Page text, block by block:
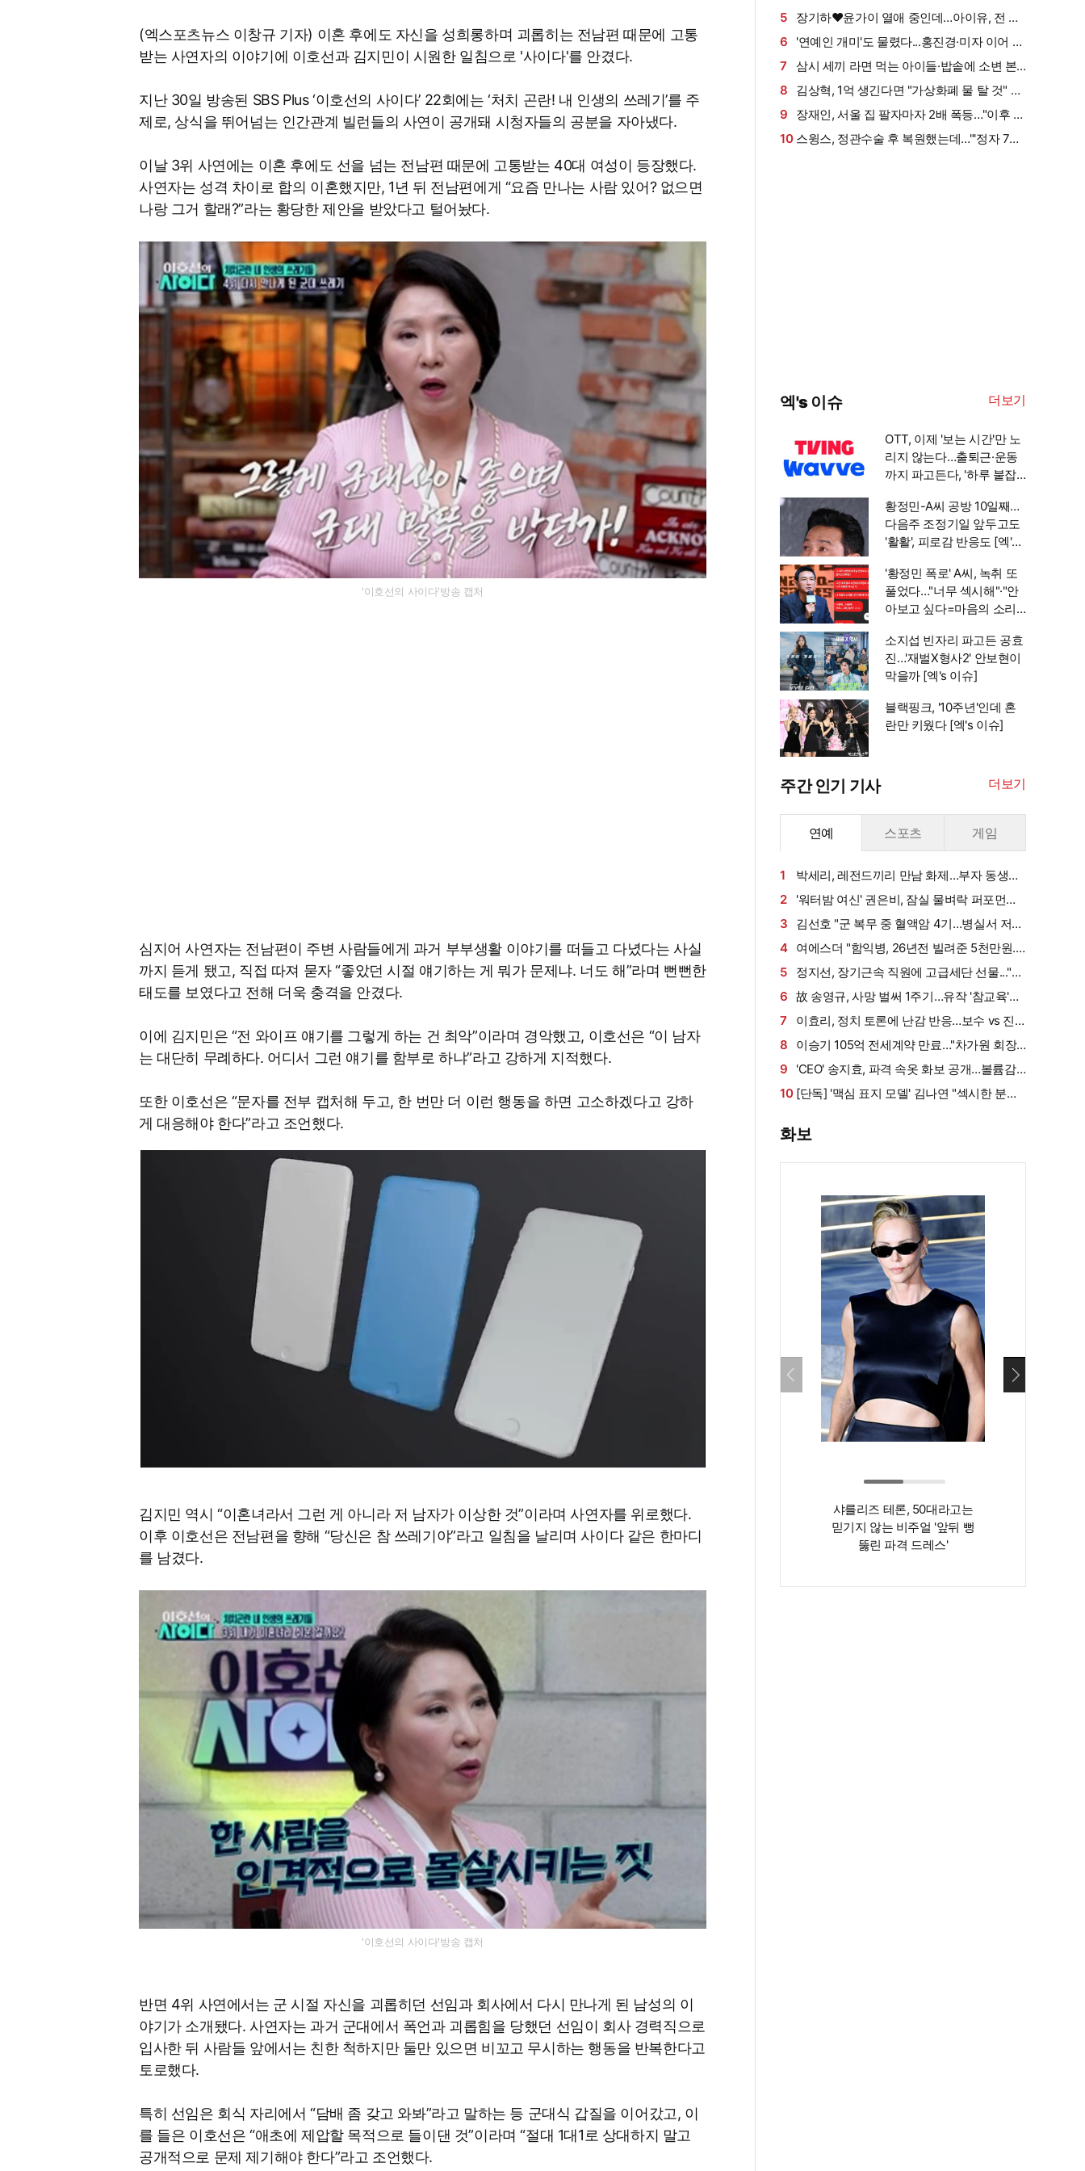
(엑스포츠뉴스 이창규 기자) 이혼 후에도 자신을 성희롱하며 괴롭히는 전남편 때문에 고통
받는 사연자의 이야기에 이호선과 김지민이 시원한 일침으로 '사이다'를 안겼다.
지난 30일 방송된 SBS Plus ‘이호선의 사이다’ 22회에는 ‘처치 곤란! 내 인생의 쓰레기’를 주
제로, 상식을 뛰어넘는 인간관계 빌런들의 사연이 공개돼 시청자들의 공분을 자아냈다.
이날 3위 사연에는 이혼 후에도 선을 넘는 전남편 때문에 고통받는 40대 여성이 등장했다.
사연자는 성격 차이로 합의 이혼했지만, 1년 뒤 전남편에게 “요즘 만나는 사람 있어? 없으면
나랑 그거 할래?”라는 황당한 제안을 받았다고 털어놨다.
'이호선의 사이다'방송 캡처
심지어 사연자는 전남편이 주변 사람들에게 과거 부부생활 이야기를 떠들고 다녔다는 사실
까지 듣게 됐고, 직접 따져 묻자 “좋았던 시절 얘기하는 게 뭐가 문제냐. 너도 해”라며 뻔뻔한
태도를 보였다고 전해 더욱 충격을 안겼다.
이에 김지민은 “전 와이프 얘기를 그렇게 하는 건 최악”이라며 경악했고, 이호선은 “이 남자
는 대단히 무례하다. 어디서 그런 얘기를 함부로 하냐”라고 강하게 지적했다.
또한 이호선은 “문자를 전부 캡처해 두고, 한 번만 더 이런 행동을 하면 고소하겠다고 강하
게 대응해야 한다”라고 조언했다.
김지민 역시 “이혼녀라서 그런 게 아니라 저 남자가 이상한 것”이라며 사연자를 위로했다.
이후 이호선은 전남편을 향해 “당신은 참 쓰레기야”라고 일침을 날리며 사이다 같은 한마디
를 남겼다.
'이호선의 사이다'방송 캡처
반면 4위 사연에서는 군 시절 자신을 괴롭히던 선임과 회사에서 다시 만나게 된 남성의 이
야기가 소개됐다. 사연자는 과거 군대에서 폭언과 괴롭힘을 당했던 선임이 회사 경력직으로
입사한 뒤 사람들 앞에서는 친한 척하지만 둘만 있으면 비꼬고 무시하는 행동을 반복한다고
토로했다.
특히 선임은 회식 자리에서 “담배 좀 갖고 와봐”라고 말하는 등 군대식 갑질을 이어갔고, 이
를 들은 이호선은 “애초에 제압할 목적으로 들이댄 것”이라며 “절대 1대1로 상대하지 말고
공개적으로 문제 제기해야 한다”라고 조언했다.
시해"·"안아보고 싶다=마음의 소리 인정" 주장
[엑's 이슈]
5
장기하♥윤가이 열애 중인데…아이유, 전 연
인 노래 선곡에 설왕설래 [엑's 이슈]
6
'연예인 개미'도 물렸다...홍진경·미자 이어 랄
랄, 하이닉스 하락에 참담 "주식은 금기어" [엑's
이슈]
7
삼시 세끼 라면 먹는 아이들·밥솥에 소변 본
남편…'라면 부부' 일상에 탄식 (이숙캠)[종합]
8
김상혁, 1억 생긴다면 "가상화폐 물 탈 것" 솔
직 고백 웃음 (신랑수업2)
9
장재인, 서울 집 팔자마자 2배 폭등…"이후 산
김포 집값은 떨어져" (안녕한샘요)
10 스윙스, 정관수술 후 복원했는데…"'정자 7마
엑's 이슈 더보기
OTT, 이제 '보는 시간'만 노
리지 않는다…출퇴근·운동
까지 파고든다, '하루 붙잡
황정민-A씨 공방 10일째…
다음주 조정기일 앞두고도
'활활', 피로감 반응도 [엑's
'황정민 폭로' A씨, 녹취 또
풀었다…"너무 섹시해"·"안
아보고 싶다=마음의 소리
소지섭 빈자리 파고든 공효
진…'재벌X형사2' 안보현이
막을까 [엑's 이슈]
블랙핑크, '10주년'인데 혼
란만 키웠다 [엑's 이슈]
주간 인기 기사 더보기
연예 스포츠 게임
1
박세리, 레전드끼리 만남 화제…부자 동생에
게 밥 샀다가 '반전'
2
'워터밤 여신' 권은비, 잠실 물벼락 퍼포먼스
'후끈'…두산 승리요정 등극
3
김선호 "군 복무 중 혈액암 4기…병실서 저만
살아남았다" (내 남은 연애)
4
여에스더 "함익병, 26년전 빌려준 5천만원...
그덕에 사업 시작" (동상이몽2)[종합]
5
정지선, 장기근속 직원에 고급세단 선물..."차
부담되면 명품백도 가능" (사당귀)[전일야화]
6 故 송영규, 사망 벌써 1주기…유작 '참교육'서
묵직한 존재감
7
이효리, 정치 토론에 난감 반응…보수 vs 진
보 사연에 "빠지면 안 될까요?"
8
이승기 105억 전세계약 만료…"차가원 회장,
보증금 안 주면 법적 조치"
9
'CEO' 송지효, 파격 속옷 화보 공개…볼륨감·
라인 모두 '퍼펙트'
10 [단독] '맥심 표지 모델' 김나연 "섹시한 분들
화보
샤를리즈 테론, 50대라고는
믿기지 않는 비주얼 '앞뒤 뻥
뚫린 파격 드레스'